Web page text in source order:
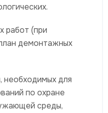
работ (при
демонтажных
необходимых для
по охране
среды,